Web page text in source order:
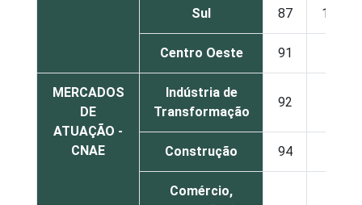
Sul 87 13
Centro Oeste 91
MERCADOS
DE
ATUAÇÃO -
CNAE
Indústria de
Transformação
92
Construção 94
Comércio,